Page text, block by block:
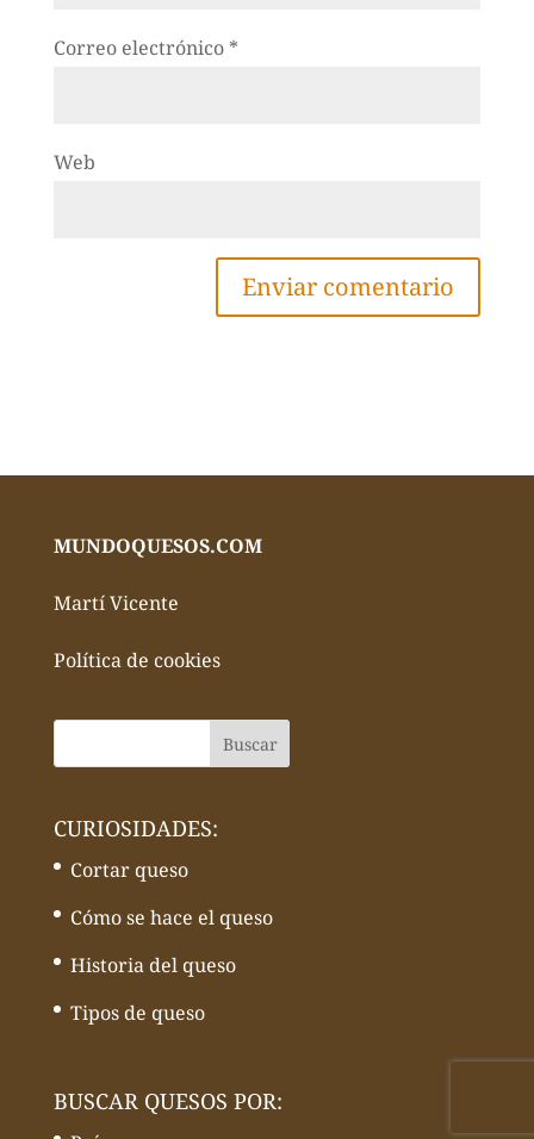
Correo electrónico *
Web
MUNDOQUESOS.COM
Martí Vicente
Política de cookies
CURIOSIDADES:
Cortar queso
Cómo se hace el queso
Historia del queso
Tipos de queso
BUSCAR QUESOS POR: